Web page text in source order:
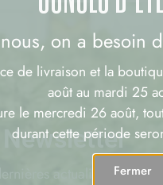
Newsletter
actualités sur le
on a besoin
de livraison et la
août au mardi 25
le mercredi 26 août,
durant cette période
Fermer